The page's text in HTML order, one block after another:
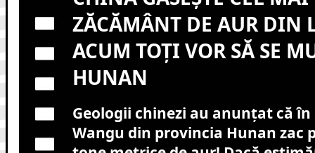
ZĂCĂMÂNT DE AUR DIN
ACUM TOȚI VOR SĂ SE
HUNAN
Geologii chinezi au anunțat că
Wangu din provincia Hunan zac